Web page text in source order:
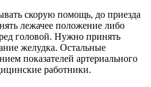
скорую помощь, до приезда
лежачее положение либо
головой. Нужно принять
желудка. Остальные
показателей артериального
работники.